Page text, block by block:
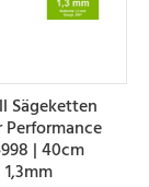
Sägeketten
Performance
| 40cm